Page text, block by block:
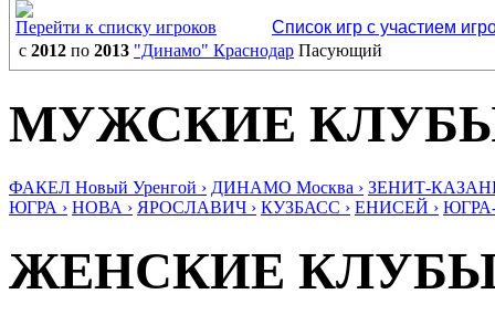
Перейти к списку игроков
Список игр с участием
с 2012 по 2013 "Динамо" Краснодар Пасующий
МУЖСКИЕ
ФАКЕЛ Новый Уренгой › ДИНАМО Москва › ЗЕНИТ-
ЮГРА › НОВА › ЯРОСЛАВИЧ › КУЗБАСС › ЕНИСЕЙ ›
ЖЕНСКИЕ